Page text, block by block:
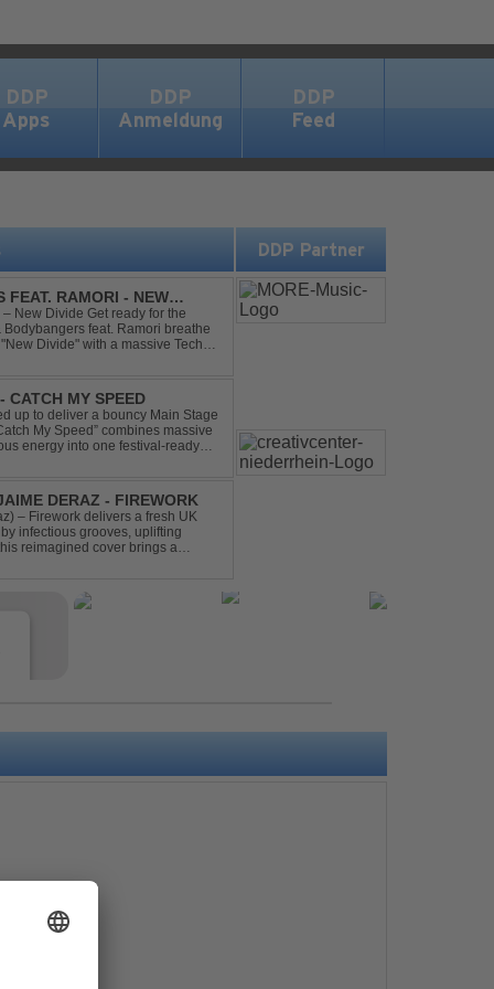
DDP
Apps
DDP
Anmeldung
DDP
Feed
FEAT. RAMORI - NEW
New Divide Get ready for the
feat. Ramori breathe
Divide" with a massive Techno
CATCH MY SPEED
up to deliver a bouncy Main Stage
My Speed” combines massive
energy into one festival-ready
DERAZ - FIREWORK
– Firework delivers a fresh UK
infectious grooves, uplifting
reimagined cover brings a
DDP Partner